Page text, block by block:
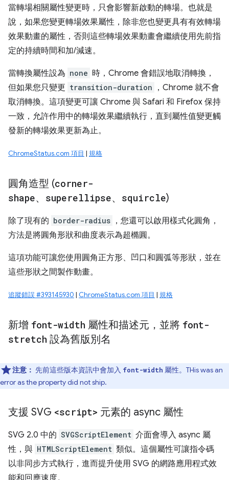
當轉場相關屬性變更時，只會影響新啟動的轉場。也就是
說，如果您變更轉場效果屬性，除非您也變更具有有效轉場
效果動畫的屬性，否則這些轉場效果動畫會繼續使用先前指
定的持續時間和加/減速。
當轉換屬性設為 none 時，Chrome 會錯誤地取消轉換，
但如果您只變更 transition-duration
，Chrome 就不會
取消轉換。這項變更可讓 Chrome 與 Safari 和 Firefox 保持
一致，允許作用中的轉場效果繼續執行，直到屬性值變更觸
發新的轉場效果更新為止。
ChromeStatus.com 項目 | 規格
圓角造型 (corner-
shape、 superellipse、 squircle)
除了現有的 border-radius ，您還可以啟用樣式化圓角，
方法是將圓角形狀和曲度表示為超橢圓。
這項功能可讓您使用圓角正方形、凹口和圓弧等形狀，並在
這些形狀之間製作動畫。
追蹤錯誤 #393145930 | ChromeStatus.com 項目 | 規格
新增 font-width 屬性和描述元，並將 font-
stretch 設為舊版別名
注意： 先前這些版本資訊中會加入 font-width 屬性。THis was an
error as the property did not ship.
支援 SVG <script> 元素的 async 屬性
SVG 2.0 中的 SVGScriptElement 介面會導入 async 屬
性，與 HTMLScriptElement 類似。這個屬性可讓指令碼
以非同步方式執行，進而提升使用 SVG 的網路應用程式效
能和回應速度。